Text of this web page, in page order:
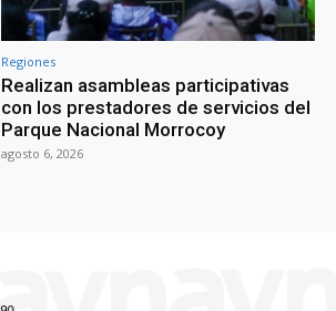
Regiones
Realizan asambleas participativas
con los prestadores de servicios del
Parque Nacional Morrocoy
agosto 6, 2026